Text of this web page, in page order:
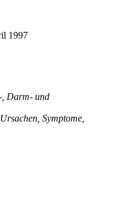
1997
, Darm- und
Symptome,